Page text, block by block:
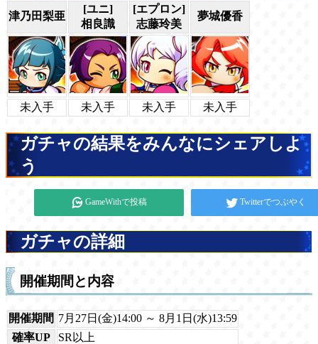
津乃田梨亜
[ユニ]
相良識
[エプロン]
志藤玲美
夢城優香
未入手 未入手 未入手 未入手
ガチャの結果をみんなにシェアしよ
う
GameWithで投稿 Twitterでつぶやく
ガチャの詳細
開催期間と内容
開催期間 7月27日(金)14:00 ～ 8月1日(水)13:59
確率UP
SR以上